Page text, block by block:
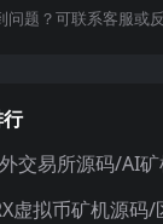
问题？可联系客服或